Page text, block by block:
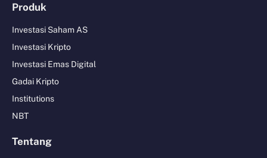
Produk
Investasi Saham AS
Investasi Kripto
Investasi Emas Digital
Gadai Kripto
Institutions
NBT
Tentang